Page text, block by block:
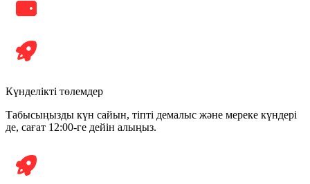
Күнделікті төлемдер
Табысыңызды күн сайын, тіпті демалыс және мереке күндері
де, сағат 12:00-ге дейін алыңыз.